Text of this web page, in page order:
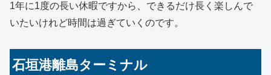
1年に1度の長い休暇ですから、できるだけ長く楽しんで
いたいけれど時間は過ぎていくのです。
石垣港離島ターミナル